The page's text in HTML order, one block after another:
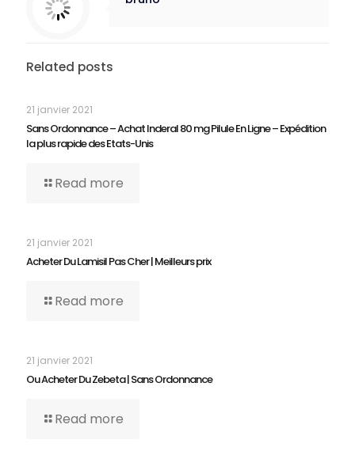
Related posts
21 janvier 2021
Sans Ordonnance – Achat Inderal 80 mg Pilule En Ligne – Expédition
la plus rapide des Etats-Unis
Read more
21 janvier 2021
Acheter Du Lamisil Pas Cher | Meilleurs prix
Read more
21 janvier 2021
Ou Acheter Du Zebeta | Sans Ordonnance
Read more